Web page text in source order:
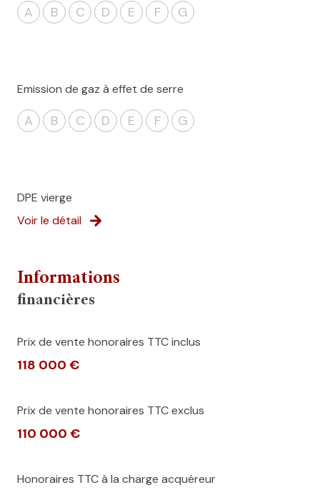
A B C D E F G
Emission de gaz à effet de serre
A B C D E F G
DPE vierge
Voir le détail
Informations
financières
Prix de vente honoraires TTC inclus
118 000 €
Prix de vente honoraires TTC exclus
110 000 €
Honoraires TTC à la charge acquéreur